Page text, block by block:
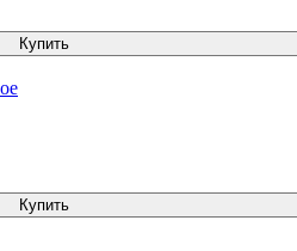
Купить
Купить